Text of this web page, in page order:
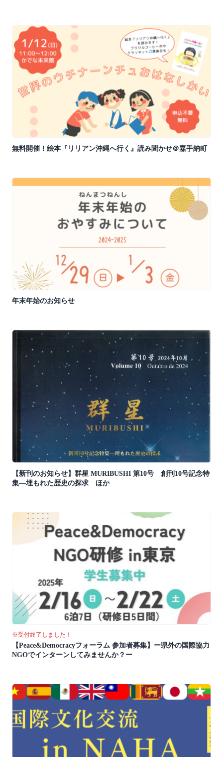
無料開催！絵本『リリアン沖縄へ行く』読み聞かせ＠嘉手納町
年末年始のお知らせ
【新刊のお知らせ】群星 MURIBUSHI 第10号 創刊10号記念特
集―埋もれた歴史の探求 ほか
※受付終了しました！
【Peace&Democracyフォーラム 参加者募集】ー県外の国際協力
NGOでインターンしてみませんか？ー